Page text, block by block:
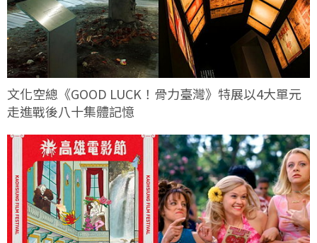
文化空總《GOOD LUCK！骨力臺灣》特展以4大單元
走進戰後八十集體記憶